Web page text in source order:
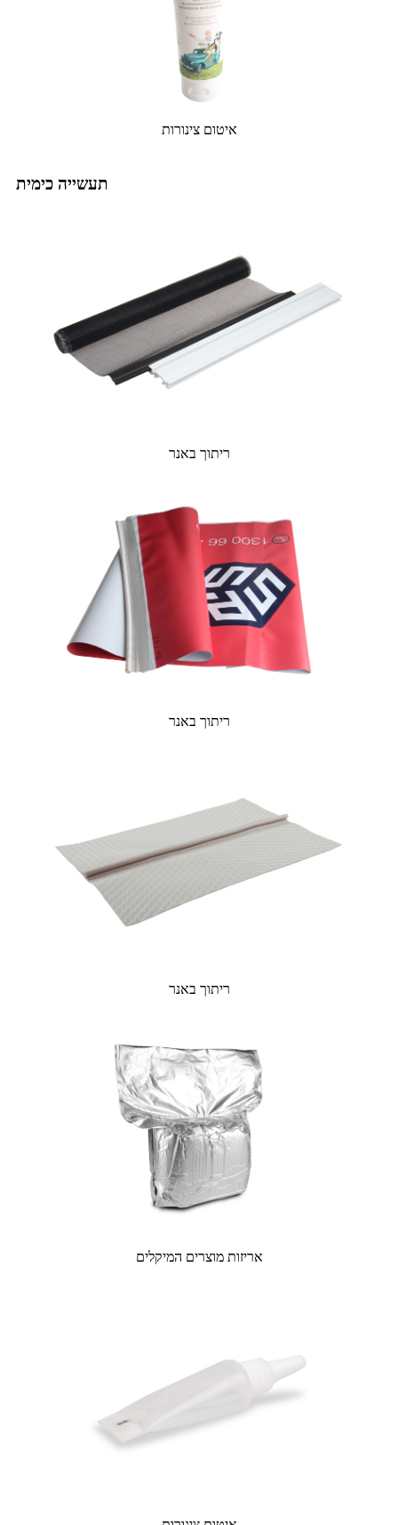
איטום צינורות
תעשייה כימית
ריתוך באנר
ריתוך באנר
ריתוך באנר
אריזות מוצרים המיקלים